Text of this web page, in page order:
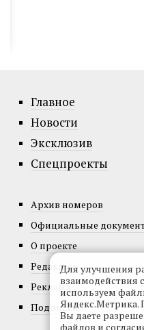
Главное
Новости
Эксклюзив
Спецпроекты
Архив номеров
Официальные
О проекте
Редакция
Реклама
Подписка
Для улучшения
взаимодействия
используем
Яндекс.Метрика.
Вы даете
файлов и